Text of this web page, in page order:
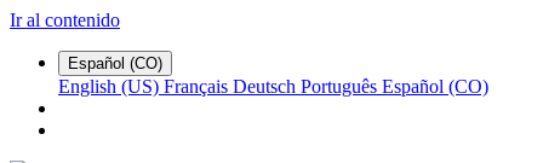
Ir al contenido
Español (CO)
English (US) Français Deutsch Português Español (CO)